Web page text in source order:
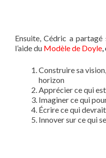
Ensuite, Cédric a partagé
l’aide du Modèle de Doyle,
Construire sa
horizon
Apprécier ce qui est
Imaginer ce qui
Écrire ce qui
Innover sur ce qui